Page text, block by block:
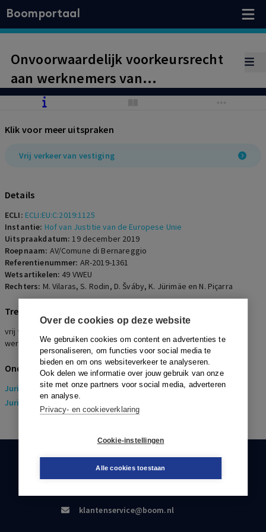
Over de cookies op deze website
We gebruiken cookies om content en advertenties te
personaliseren, om functies voor social media te
bieden en om ons websiteverkeer te analyseren.
Ook delen we informatie over jouw gebruik van onze
site met onze partners voor social media, adverteren
en analyse.
Privacy- en cookieverklaring
Cookie-instellingen
Alle cookies toestaan
Boomportaal
Onvoorwaardelijk voorkeursrecht
aan werknemers van
aanbestedingsobject in strijd met
werknemers en ervaring – mede
vanwege overgang van
rechtvaardiging voor beperking vrij
verkeer van vestiging.
Klik voor meer uitspraken
Vrij verkeer van vestiging
Details
ECLI: ECLI:EU:C:2019:1125
Instantie: Hof van Justitie van de Europese Unie
Uitspraakdatum:19 december 2019
Roepnaam: AV/Comune di Bernareggio
Referentienummer: AR-2019-1361
Wetsartikelen: 49 VWEU
Rechters: M. Vilaras, S. Rodin, D. Šváby, K. Jürimäe en N. Piçarra
Trefwoorden
vrij verkeer van vestiging, aanbesteding, gunning, overgang van
werknemers
Onderwerpen
Juridisch> Arbeidsrecht
Juridisch
> Sociaal Zekerheidsrecht
KLANTENSERVICE
klantenservice@boom.nl